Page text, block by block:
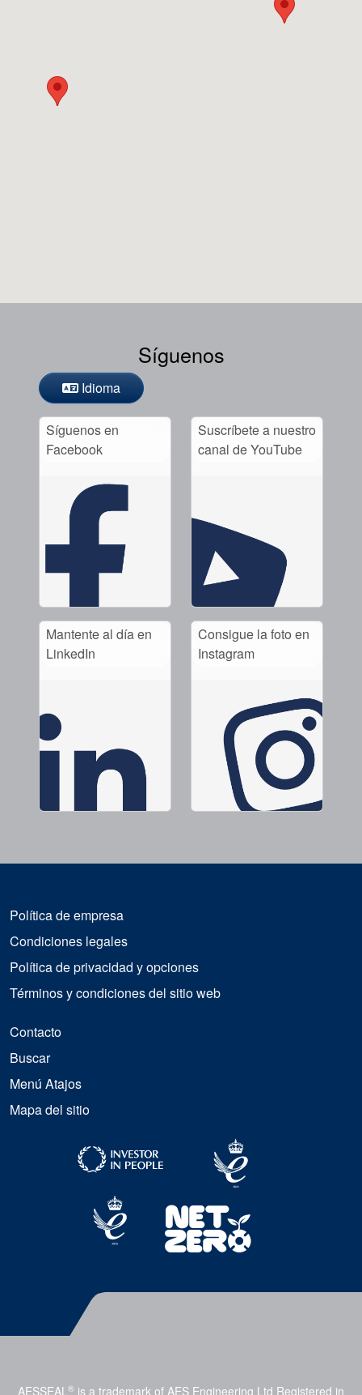
Síguenos
Idioma
Síguenos en
Facebook
Suscríbete a nuestro
canal de YouTube
Mantente al día en
LinkedIn
Consigue la foto en
Instagram
Política de empresa
Condiciones legales
Política de privacidad y opciones
Términos y condiciones del sitio web
Contacto
Buscar
Menú Atajos
Mapa del sitio
AESSEAL ® is a trademark of AES Engineering Ltd Registered in